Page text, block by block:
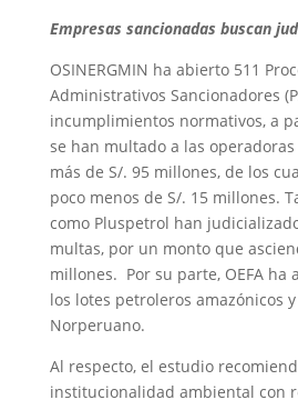
Empresas sancionadas buscan
OSINERGMIN ha abierto 511
Administrativos Sancionadores
incumplimientos normativos, a
se han multado a las
más de S/. 95 millones, de los
poco menos de S/. 15 millones.
como Pluspetrol han
multas, por un monto que
millones. Por su parte, OEFA ha
los lotes petroleros amazónicos
Norperuano.
Al respecto, el estudio
institucionalidad ambiental con